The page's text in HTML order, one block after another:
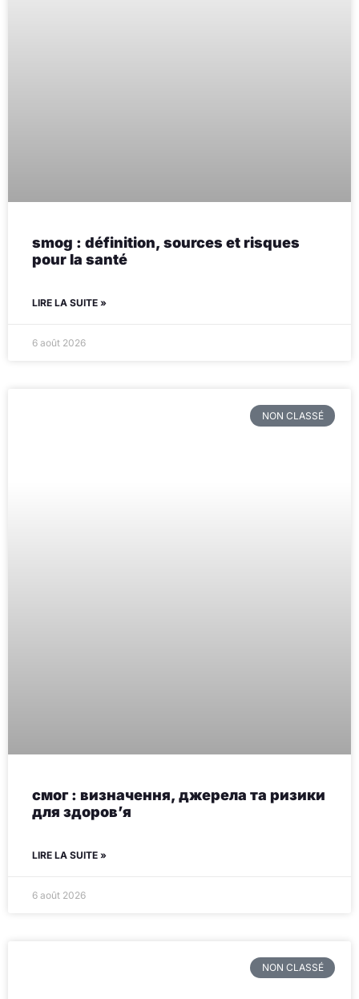
smog : définition, sources et risques
pour la santé
LIRE LA SUITE »
6 août 2026
NON CLASSÉ
смог : визначення, джерела та ризики
для здоров’я
LIRE LA SUITE »
6 août 2026
NON CLASSÉ